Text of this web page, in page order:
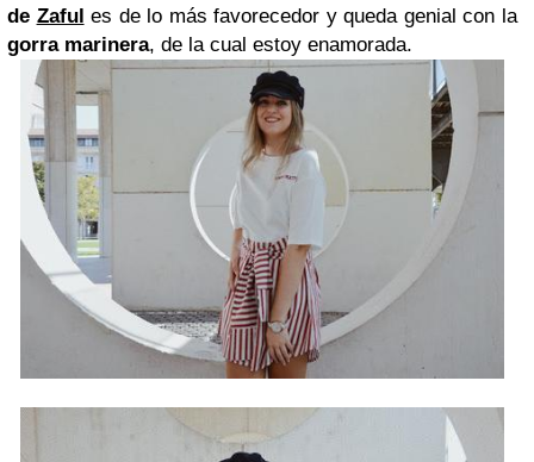
de Zaful es de lo más favorecedor y queda genial con la
gorra marinera, de la cual estoy enamorada.